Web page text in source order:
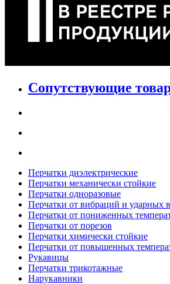
Сопутствующие
Перчатки диэлектрические
Перчатки механически стойкие
Перчатки одноразовые
Перчатки от вибраций и ударных
Перчатки от пониженных
Перчатки от порезов
Перчатки химически стойкие
Перчатки от повышенных
Рукавицы
Перчатки трикотажные
Нарукавники